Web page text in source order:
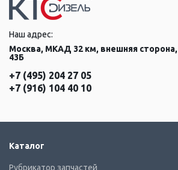
Наш адрес:
Москва, МКАД 32 км, внешняя
43Б
+7 (495) 204 27 05
+7 (916) 104 40 10
Каталог
Рубрикатор запчастей